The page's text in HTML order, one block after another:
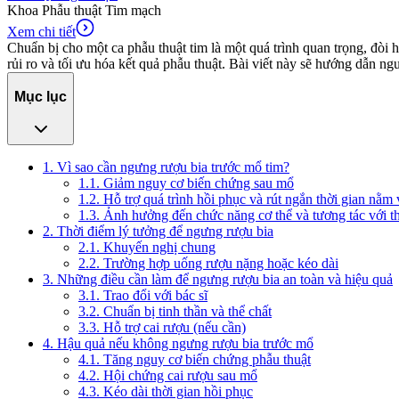
Khoa Phẫu thuật Tim mạch
Xem chi tiết
Chuẩn bị cho một ca phẫu thuật tim là một quá trình quan trọng,
rủi ro và tối ưu hóa kết quả phẫu thuật. Bài viết này sẽ hướng dẫn
Mục lục
1. Vì sao cần ngưng rượu bia trước mổ tim?
1.1. Giảm nguy cơ biến chứng sau mổ
1.2. Hỗ trợ quá trình hồi phục và rút ngắn thời gian nằm
1.3. Ảnh hưởng đến chức năng cơ thể và tương tác với
2. Thời điểm lý tưởng để ngưng rượu bia
2.1. Khuyến nghị chung
2.2. Trường hợp uống rượu nặng hoặc kéo dài
3. Những điều cần làm để ngưng rượu bia an toàn và hiệu quả
3.1. Trao đổi với bác sĩ
3.2. Chuẩn bị tinh thần và thể chất
3.3. Hỗ trợ cai rượu (nếu cần)
4. Hậu quả nếu không ngưng rượu bia trước mổ
4.1. Tăng nguy cơ biến chứng phẫu thuật
4.2. Hội chứng cai rượu sau mổ
4.3. Kéo dài thời gian hồi phục